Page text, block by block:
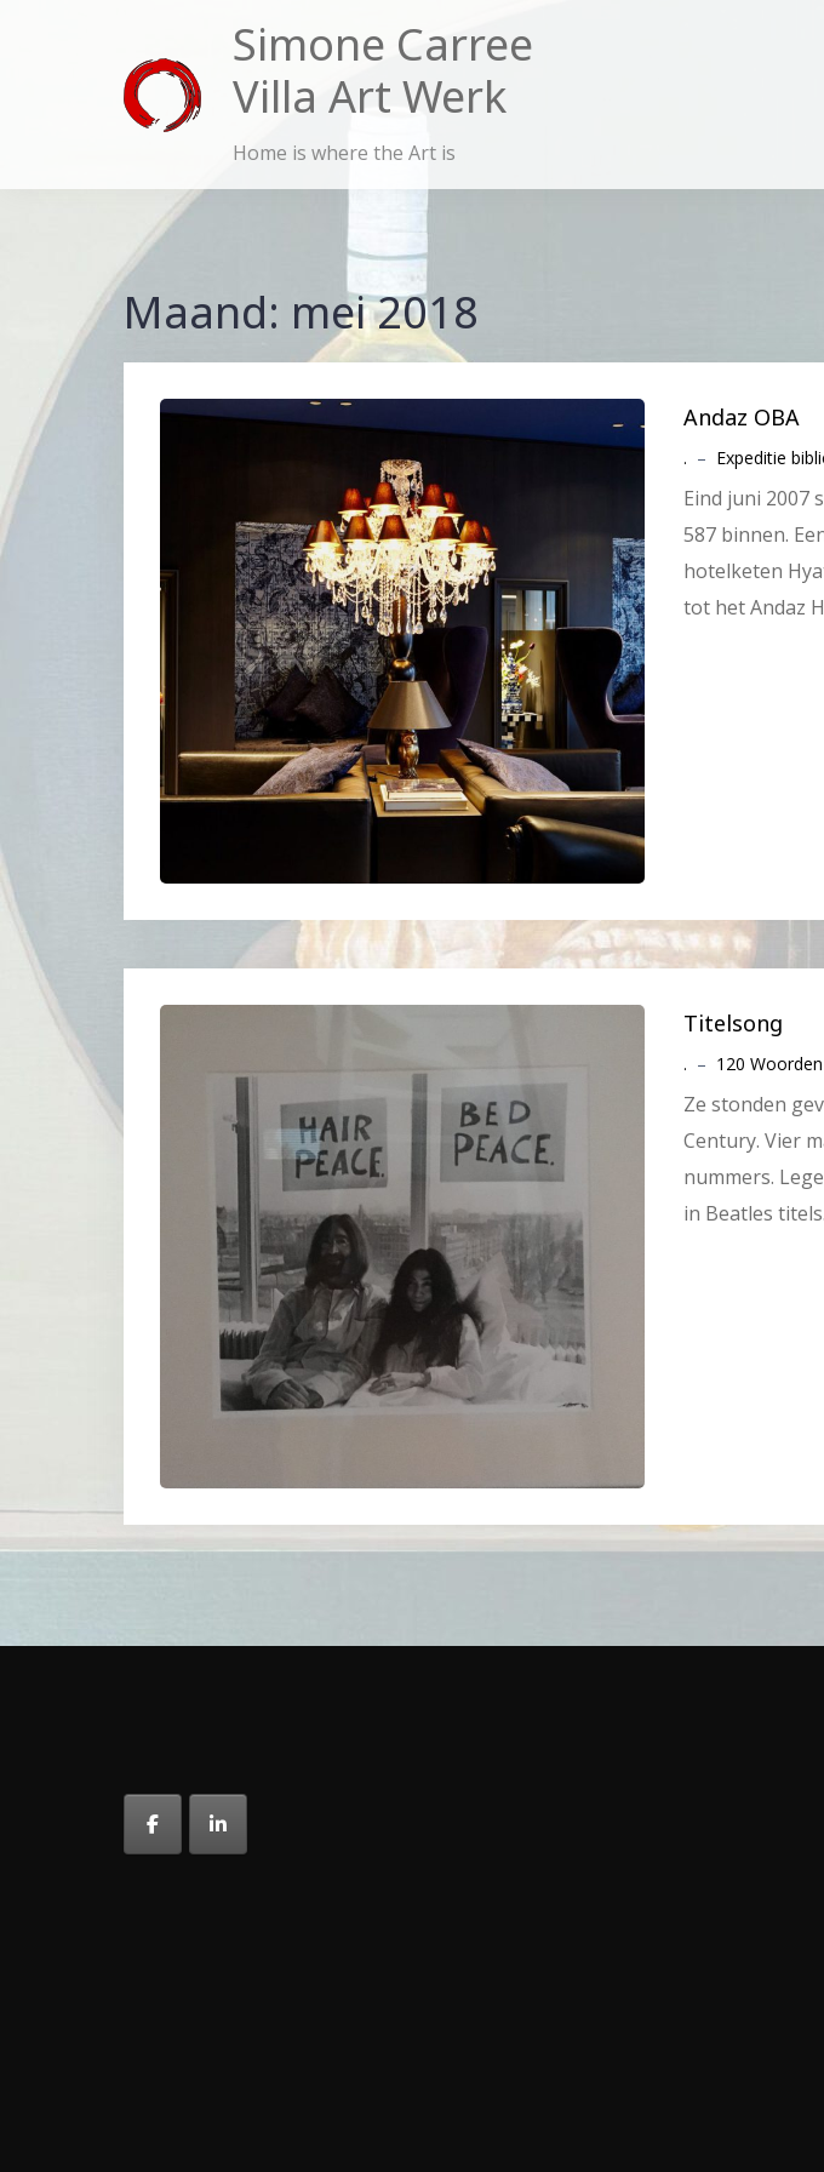
Simone Carree
Villa Art Werk
Home is where the Art is
Maand: mei 2018
Andaz OBA
. – Expeditie
Eind juni 2007
587 binnen.
hotelketen
tot het Andaz
Titelsong
. – 120 Woorden
Ze stonden
Century. Vier
nummers.
in Beatles